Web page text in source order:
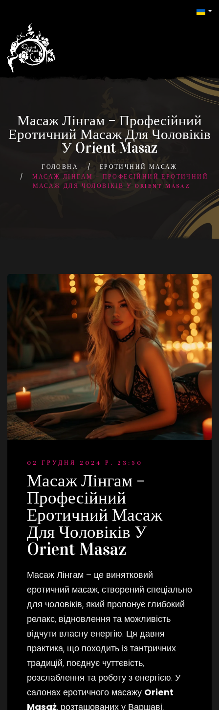
Масаж Лінгам – Професійний
Еротичний Масаж Для Чоловіків
У Orient Masaz
ГОЛОВНА
ЕРОТИЧНИЙ МАСАЖ
МАСАЖ ЛІНГАМ – ПРОФЕСІЙНИЙ ЕРОТИЧНИЙ
МАСАЖ ДЛЯ ЧОЛОВІКІВ У ORIENT MASAZ
02 ГРУДНЯ 2024 Р. 23:50
Масаж Лінгам –
Професійний
Еротичний Масаж
Для Чоловіків У
Orient Masaz
Масаж Лінгам – це винятковий
еротичний масаж, створений спеціально
для чоловіків, який пропонує глибокий
релакс, відновлення та можливість
відчути власну енергію. Ця давня
практика, що походить із тантричних
традицій, поєднує чуттєвість,
розслаблення та роботу з енергією. У
салонах еротичного масажу Orient
Masaż, розташованих у Варшаві,